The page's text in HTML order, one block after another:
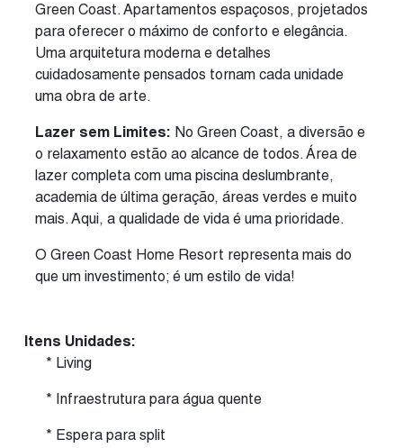
Green Coast. Apartamentos espaçosos, projetados
para oferecer o máximo de conforto e elegância.
Uma arquitetura moderna e detalhes
cuidadosamente pensados tornam cada unidade
uma obra de arte.
Lazer sem Limites: No Green Coast, a diversão e
o relaxamento estão ao alcance de todos. Área de
lazer completa com uma piscina deslumbrante,
academia de última geração, áreas verdes e muito
mais. Aqui, a qualidade de vida é uma prioridade.
O Green Coast Home Resort representa mais do
que um investimento; é um estilo de vida!
Itens Unidades:
* Living
* Infraestrutura para água quente
* Espera para split